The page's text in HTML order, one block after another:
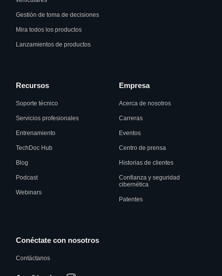
Gestión de toma de decisiones
Mira todos los productos
Lanzamientos de productos
Recursos
Soporte técnico
Servicios profesionales
Entrenamiento
TechDoc Hub
Blog
Podcast
Webinars
Empresa
Acerca de nosotros
Carreras
Eventos
Centro de prensa
Historias de clientes
Confianza y seguridad
cibernética
Patentes
Conéctate con nosotros
Contáctanos